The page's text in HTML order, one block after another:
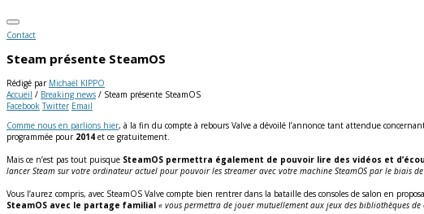
Contact
Steam présente SteamOS
Rédigé par Michaël KIPPO
Accueil / Breaking news / Steam présente SteamOS
Facebook Twitter Email
Comme nous en parlions hier, à la fin du compte à rebours Valve a dévoilé l’annonce tant attendue
programmée pour 2014 et ce gratuitement.
Mais ce n’est pas tout puisque SteamOS permettra également de pouvoir lire des vidéos et
lancer Steam sur votre ordinateur actuel pour pouvoir les streamer avec votre machine SteamOS par le biais
Vous l’aurez compris, avec SteamOS Valve compte bien rentrer dans la bataille des consoles de salon en
SteamOS avec le partage familial « vous permettra de jouer mutuellement aux jeux des bibliothèques